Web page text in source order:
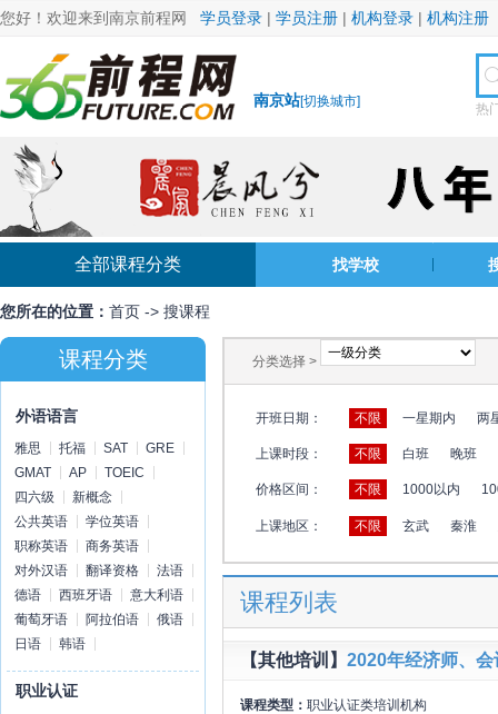
您好！欢迎来到南京前程网 学员登录 | 学员注册 | 机构登录 | 机构注册
南京站[切换城市] 热
全部课程分类 找学校
您所在的位置： 首页 -> 搜课程
课程分类
外语语言
雅思 托福 SAT
GRE
GMAT
AP
TOEIC
四六级
新概念
公共英语
学位英语
职称英语
商务英语
对外汉语
翻译资格
法语
德语
西班牙语
意大利语
葡萄牙语
阿拉伯语
俄语
日语
韩语
职业认证
分类选择 >
开班日期： 不限 一星期内 两
上课时段： 不限 白班 晚班
价格区间： 不限 1000以内
上课地区： 不限 玄武 秦淮
课程列表
【其他培训】 2020年经济师、
课程类型： 职业认证类培训机构